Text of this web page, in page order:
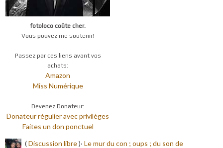
fotoloco coûte cher.
Vous pouvez me soutenir!
Passez par ces liens avant vos
achats:
Amazon
Miss Numérique
Devenez Donateur:
Donateur régulier avec privilèges
Faites un don ponctuel
(Discussion libre)· Le mur du con ; oups ; du son de